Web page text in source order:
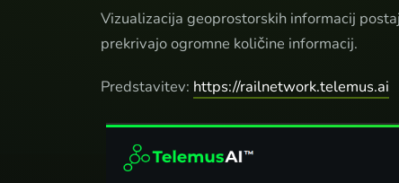
Vizualizacija geoprostorskih informacij
prekrivajo ogromne količine informacij.
Predstavitev: https://railnetwork.telemus.ai